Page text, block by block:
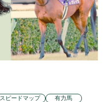
スピードマップ
有力馬